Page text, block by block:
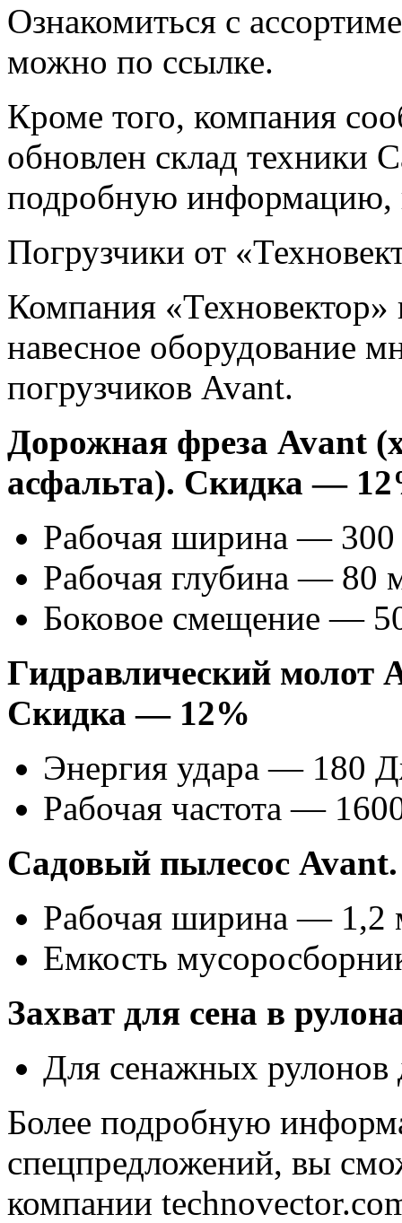
Ознакомиться с
можно по ссылке.
Кроме того, компания
обновлен склад техники
подробную информацию,
Погрузчики от
Компания «Техновектор»
навесное оборудование
погрузчиков Avant.
Дорожная фреза Avant
асфальта). Скидка —
Рабочая ширина —
Рабочая глубина — 80
Боковое смещение —
Гидравлический молот
Скидка — 12%
Энергия удара — 180
Рабочая частота —
Садовый пылесос
Рабочая ширина — 1,2
Емкость
Захват для сена в
Для сенажных
Более подробную
спецпредложений, вы
компании